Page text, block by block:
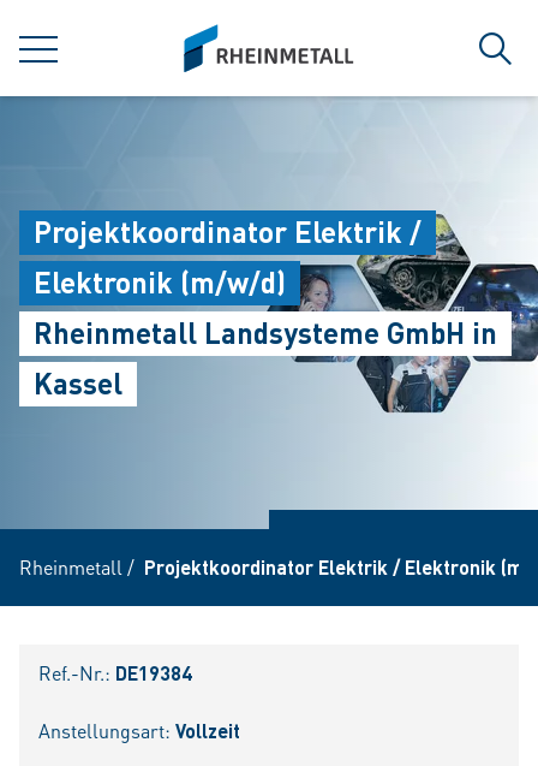
MENÜ
siteLogo
Projektkoordinator Elektrik /
Elektronik (m/w/d)
Rheinmetall Landsysteme GmbH in
Kassel
Rheinmetall / Projektkoordinator Elektrik / Elektronik (m/
Ref.-Nr.: DE19384
Anstellungsart: Vollzeit